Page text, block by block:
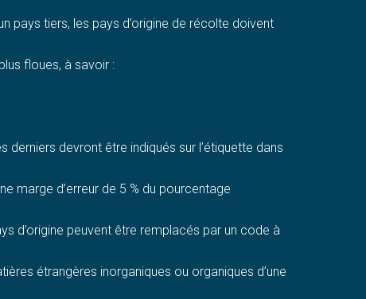
pays tiers, les pays d’origine de récolte doivent
floues, à savoir :
devront être indiqués sur l’étiquette dans
marge d’erreur de 5 % du pourcentage
d’origine peuvent être remplacés par un code à
étrangères inorganiques ou organiques d’une